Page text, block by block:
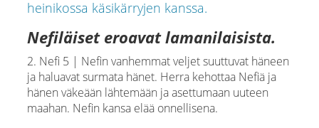
Nefiläiset eroavat lamanilaisista.
2. Nefi 5 | Nefin vanhemmat veljet suuttuvat häneen
ja haluavat surmata hänet. Herra kehottaa Nefiä ja
hänen väkeään lähtemään ja asettumaan uuteen
maahan. Nefin kansa elää onnellisena.